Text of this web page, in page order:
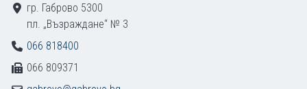
гр. Габрово 5300
пл. „Възраждане“ № 3
066 818400
066 809371